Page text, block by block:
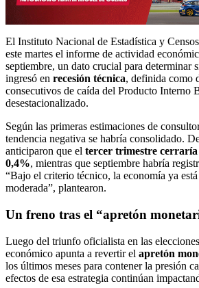
El Instituto Nacional de Estadística y
este martes el informe de actividad
septiembre, un dato crucial para determinar
ingresó en recesión técnica, definida como
consecutivos de caída del Producto Interno
desestacionalizado.
Según las primeras estimaciones de
tendencia negativa se habría consolidado.
anticiparon que el tercer trimestre
0,4%, mientras que septiembre habría
“Bajo el criterio técnico, la economía ya
moderada”, plantearon.
Un freno tras el “apretón
Luego del triunfo oficialista en las
económico apunta a revertir el apretón
los últimos meses para contener la presión
efectos de esa estrategia continúan